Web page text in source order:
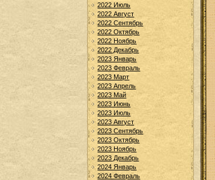
2022 Июль
2022 Август
2022 Сентябрь
2022 Октябрь
2022 Ноябрь
2022 Декабрь
2023 Январь
2023 Февраль
2023 Март
2023 Апрель
2023 Май
2023 Июнь
2023 Июль
2023 Август
2023 Сентябрь
2023 Октябрь
2023 Ноябрь
2023 Декабрь
2024 Январь
2024 Февраль